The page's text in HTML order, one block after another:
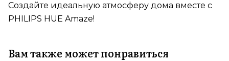
Создайте идеальную атмосферу дома вместе с
PHILIPS HUE Amaze!
Вам также может понравиться